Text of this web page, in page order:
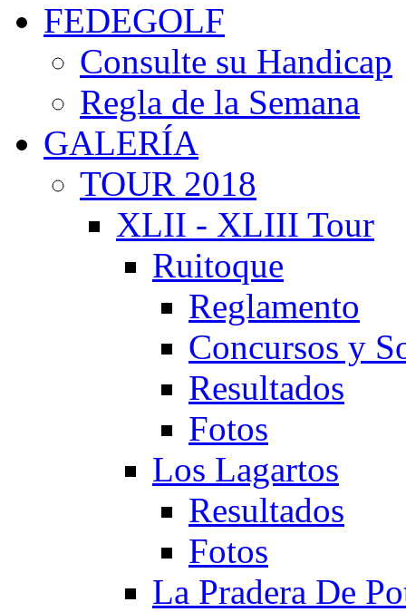
FEDEGOLF
Consulte su Handicap
Regla de la Semana
GALERÍA
TOUR 2018
XLII - XLIII Tour
Ruitoque
Reglamento
Concursos y
Resultados
Fotos
Los Lagartos
Resultados
Fotos
La Pradera De